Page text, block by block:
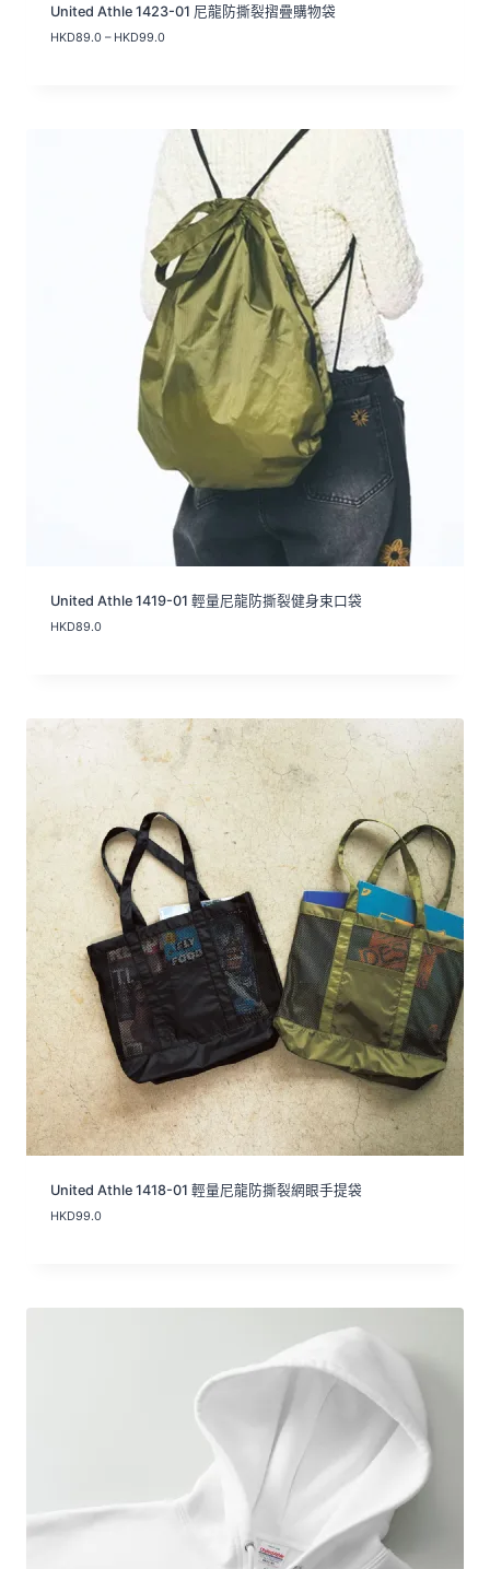
United Athle 1423-01 尼龍防撕裂摺疊購物袋
HKD89.0 – HKD99.0
0
到
H
K
D
9
9
.
0
United Athle 1419-01 輕量尼龍防撕裂健身束口袋
HKD89.0
United Athle 1418-01 輕量尼龍防撕裂網眼手提袋
HKD99.0